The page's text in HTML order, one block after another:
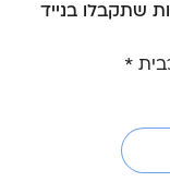
שתקבלו בנייד
*